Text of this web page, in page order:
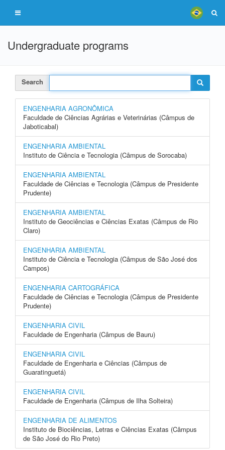
Undergraduate programs
Search
ENGENHARIA AGRONÔMICA
Faculdade de Ciências Agrárias e Veterinárias (Câmpus de
Jaboticabal)
ENGENHARIA AMBIENTAL
Instituto de Ciência e Tecnologia (Câmpus de Sorocaba)
ENGENHARIA AMBIENTAL
Faculdade de Ciências e Tecnologia (Câmpus de Presidente
Prudente)
ENGENHARIA AMBIENTAL
Instituto de Geociências e Ciências Exatas (Câmpus de Rio
Claro)
ENGENHARIA AMBIENTAL
Instituto de Ciência e Tecnologia (Câmpus de São José dos
Campos)
ENGENHARIA CARTOGRÁFICA
Faculdade de Ciências e Tecnologia (Câmpus de Presidente
Prudente)
ENGENHARIA CIVIL
Faculdade de Engenharia (Câmpus de Bauru)
ENGENHARIA CIVIL
Faculdade de Engenharia e Ciências (Câmpus de
Guaratinguetá)
ENGENHARIA CIVIL
Faculdade de Engenharia (Câmpus de Ilha Solteira)
ENGENHARIA DE ALIMENTOS
Instituto de Biociências, Letras e Ciências Exatas (Câmpus
de São José do Rio Preto)